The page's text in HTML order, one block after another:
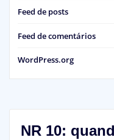
Feed de posts
Feed de comentários
WordPress.org
NR 10: